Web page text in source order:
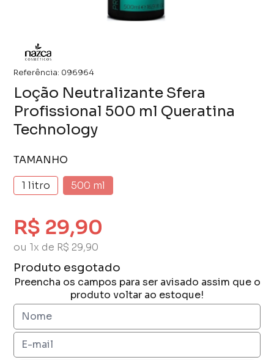
Referência: 096964
Loção Neutralizante Sfera
Profissional 500 ml Queratina
Technology
TAMANHO
1 litro
500 ml
R$ 29,90
ou 1x de R$ 29,90
Produto esgotado
Preencha os campos para ser avisado assim que o
produto voltar ao estoque!